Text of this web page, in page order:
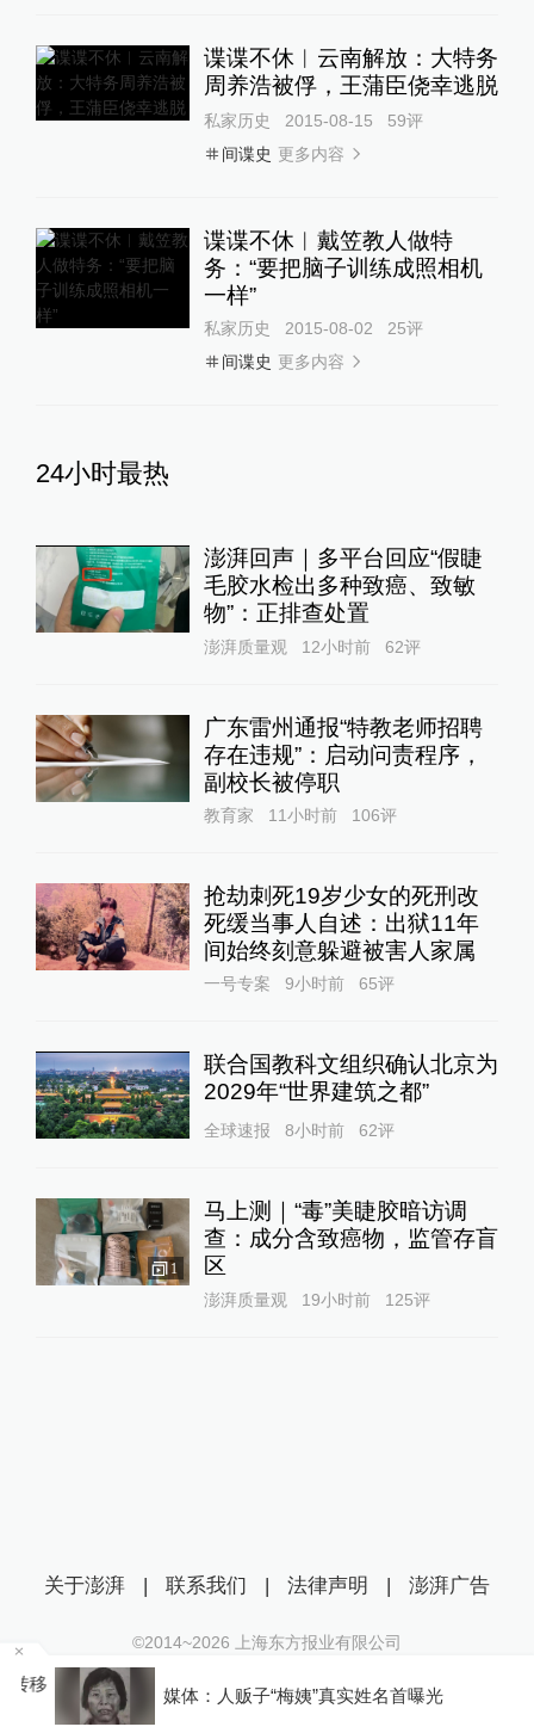
谍谍不休︱云南解放：大特务
周养浩被俘，王蒲臣侥幸逃脱
私家历史 2015-08-15 59评
间谍史 更多内容
谍谍不休︱戴笠教人做特
务：“要把脑子训练成照相机
一样”
私家历史 2015-08-02 25评
间谍史 更多内容
24小时最热
澎湃回声｜多平台回应“假睫
毛胶水检出多种致癌、致敏
物”：正排查处置
澎湃质量观 12小时前 62评
广东雷州通报“特教老师招聘
存在违规”：启动问责程序，
副校长被停职
教育家 11小时前 106评
抢劫刺死19岁少女的死刑改
死缓当事人自述：出狱11年
间始终刻意躲避被害人家属
一号专案 9小时前 65评
联合国教科文组织确认北京为
2029年“世界建筑之都”
全球速报 8小时前 62评
1
马上测｜“毒”美睫胶暗访调
查：成分含致癌物，监管存盲
区
澎湃质量观 19小时前 125评
媒体：人贩子“梅姨”真实姓名首曝光
关于澎湃 | 联系我们 | 法律声明 | 澎湃广告
©2014~2026 上海东方报业有限公司
沪ICP证：沪B2-20170116 | 沪ICP备14003370号
互联网新闻信息服务许可证：31120170006